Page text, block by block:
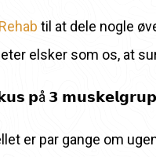
til at dele nogle
elsker som os, at
𝗽å 𝟯
er par gange om